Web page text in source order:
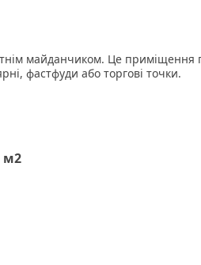
майданчиком. Це приміщення
фастфуди або торгові точки.
розташуванню.
необхідними комунікаціями.
що дозволяє збільшити кількість
м2